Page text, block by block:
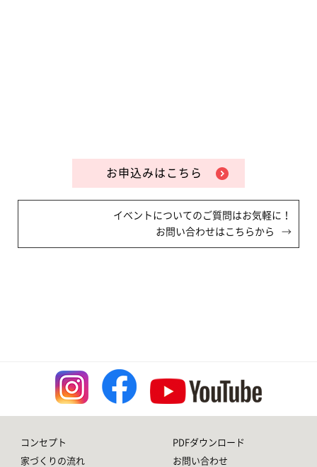
お申込みはこちら
イベントについてのご質問はお気軽に！
お問い合わせはこちらから
コンセプト
家づくりの流れ
PDFダウンロード
お問い合わせ